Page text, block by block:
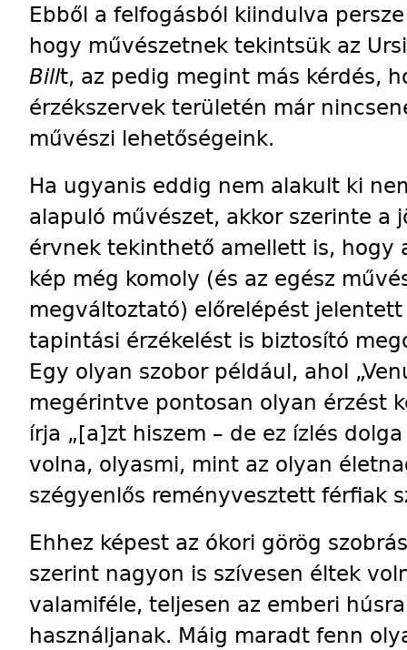
Ebből a felfogásból kiindulva
hogy művészetnek tekintsük az
Billt, az pedig me­gint más kérdés,
érzékszervek területén már
művészi lehetőségeink.
Ha ugyanis eddig nem alakult ki
alapuló művészet, akkor szerinte a
érvnek tekinthető amellett is, hogy
kép még komoly (és az egész
megváltoztató) előrelépést
tapintási érzékelést is biztosító
Egy olyan szobor például, ahol
megérintve pontosan olyan érzést
írja „[a]zt hiszem – de ez ízlés
volna, olyasmi, mint az olyan
szégyenlős reményvesztett férfiak
Ehhez képest az ókori görög
szerint nagyon is szívesen éltek
valamiféle, teljesen az emberi
használjanak. Máig maradt fenn